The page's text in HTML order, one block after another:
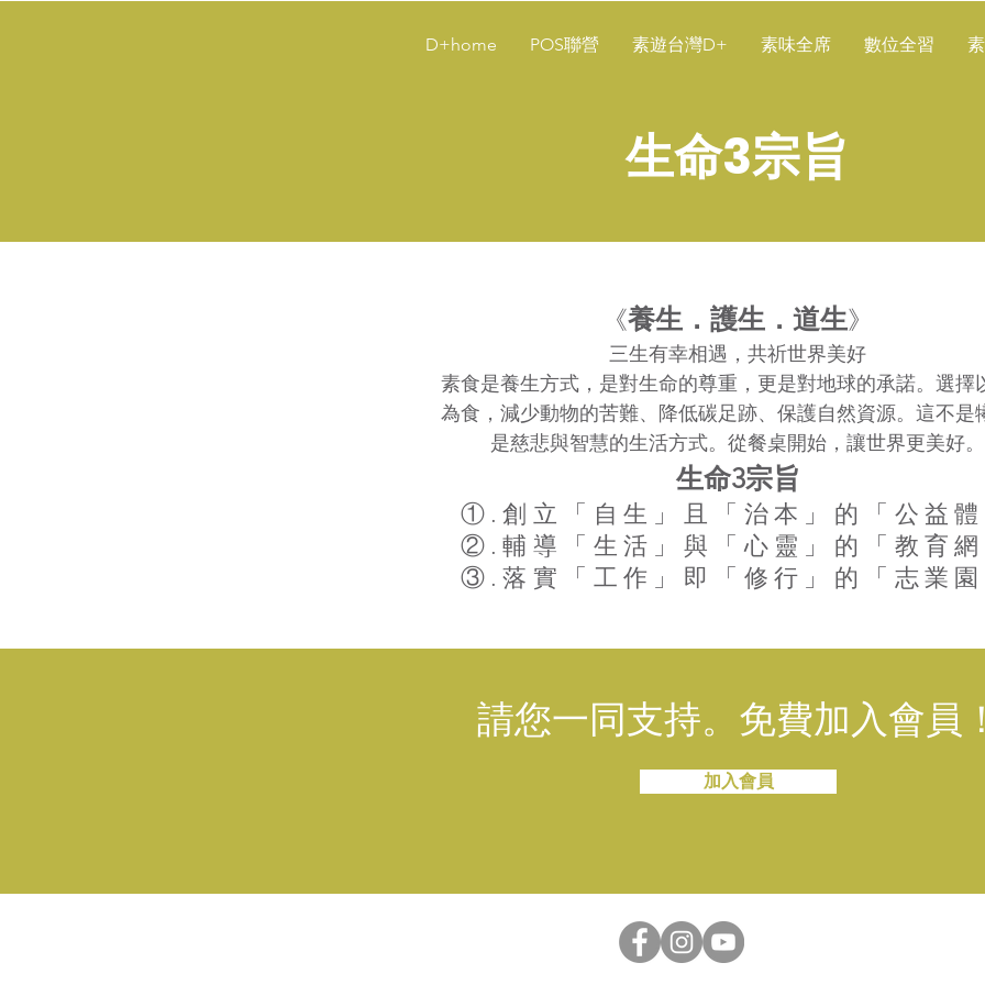
D+home POS聯營 素遊台灣D+ 素味全席 數位全習
生命3宗旨
《養生．護生．道生》
三生有幸相遇，共祈世界美好
素食是養生方式，是對生命的尊重，更是對地球的承諾。選擇
為食，減少動物的苦難、降低碳足跡、保護自然資源。這不是
是慈悲與智慧的生活方式。從餐桌開始，讓世界更美好。
生命3宗旨
①.創立「自生」且「治本」的「公益體
②.輔導「生活」與「心靈」的「教育網
③.落實「工作」即「修行」的「志業園
請您一同支持。免費加入會員！
加入會員